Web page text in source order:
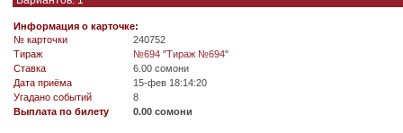
Информация о карточке:
№ карточки
240752
Tираж
№694 "Тираж №694"
Ставка
6.00 сомони
Дата приёма
15-фев 18:14:20
Угадано событий
8
Выплата по билету
0.00 сомони